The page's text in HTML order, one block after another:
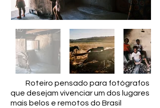
Roteiro pensado para fotógrafos
que desejam vivenciar um dos lugares
mais belos e remotos do Brasil